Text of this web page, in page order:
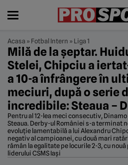
Acasa » Fotbal Intern » Liga 1
Milă de la șeptar.
Stelei, Chipciu a
a 10-a înfrângere în
meciuri, după o serie
incredibile: Steaua –
Pentru al 12-lea meci consecutiv,
Steaua. Derby-ul României s-a terminat
evoluție lamentabilă a lui Alexandru
negativ al campioanei, cu două mari
rămân la egalitate pe locurile 2-3, cu
liderului CSMS Iași